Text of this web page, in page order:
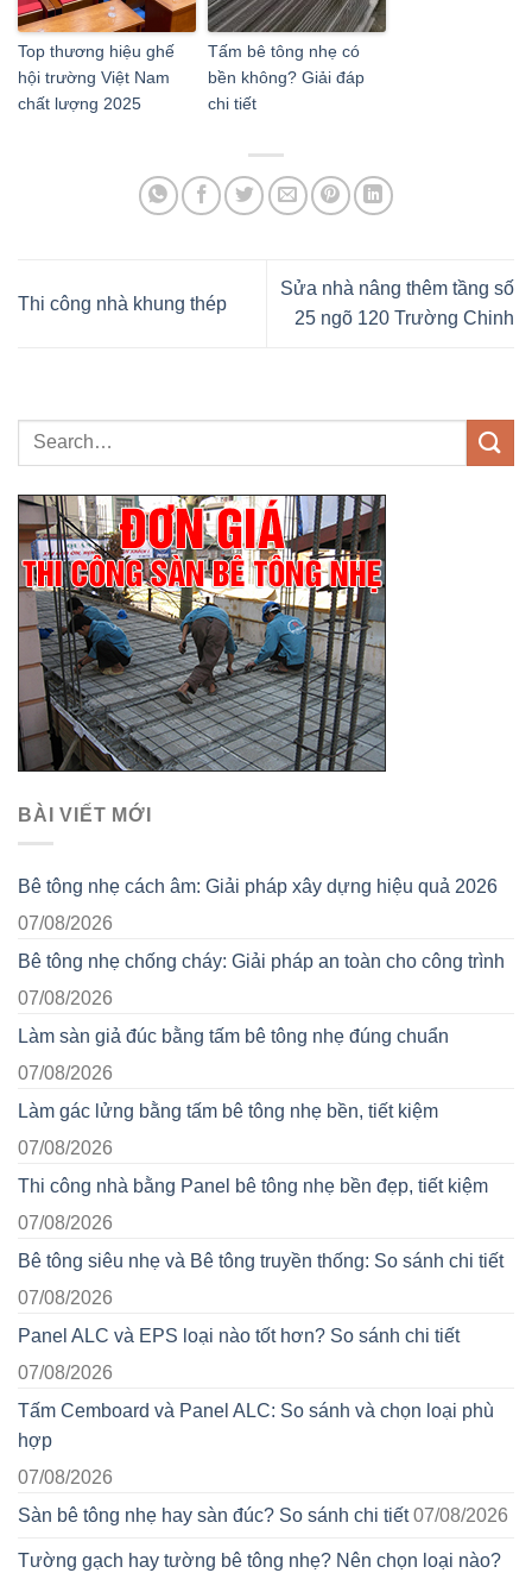
Top thương hiệu ghế
hội trường Việt Nam
chất lượng 2025
Tấm bê tông nhẹ có
bền không? Giải đáp
chi tiết
Thi công nhà khung thép
Sửa nhà nâng thêm tầng số
25 ngõ 120 Trường Chinh
BÀI VIẾT MỚI
Bê tông nhẹ cách âm: Giải pháp xây dựng hiệu quả 2026
07/08/2026
Bê tông nhẹ chống cháy: Giải pháp an toàn cho công trình
07/08/2026
Làm sàn giả đúc bằng tấm bê tông nhẹ đúng chuẩn
07/08/2026
Làm gác lửng bằng tấm bê tông nhẹ bền, tiết kiệm
07/08/2026
Thi công nhà bằng Panel bê tông nhẹ bền đẹp, tiết kiệm
07/08/2026
Bê tông siêu nhẹ và Bê tông truyền thống: So sánh chi tiết
07/08/2026
Panel ALC và EPS loại nào tốt hơn? So sánh chi tiết
07/08/2026
Tấm Cemboard và Panel ALC: So sánh và chọn loại phù
hợp
07/08/2026
Sàn bê tông nhẹ hay sàn đúc? So sánh chi tiết 07/08/2026
Tường gạch hay tường bê tông nhẹ? Nên chọn loại nào?